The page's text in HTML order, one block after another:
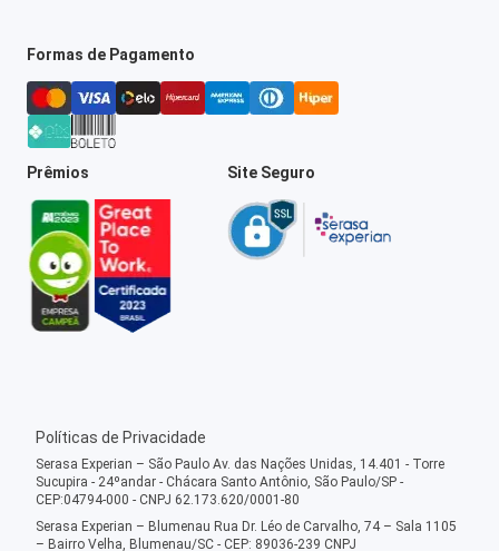
Formas de Pagamento
Prêmios Site Seguro
Políticas de Privacidade
Serasa Experian – São Paulo Av. das Nações Unidas, 14.401 - Torre
Sucupira - 24ºandar - Chácara Santo Antônio, São Paulo/SP -
CEP:04794-000 - CNPJ 62.173.620/0001-80
Serasa Experian – Blumenau Rua Dr. Léo de Carvalho, 74 – Sala 1105
– Bairro Velha, Blumenau/SC - CEP: 89036-239 CNPJ